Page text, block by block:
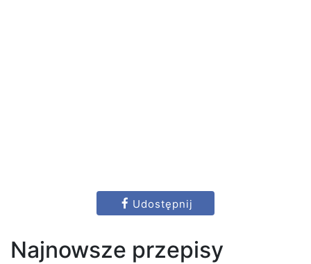
Udostępnij
Najnowsze przepisy